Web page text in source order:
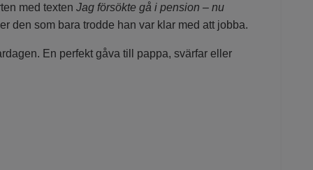
med texten Jag försökte gå i pension – nu
den som bara trodde han var klar med att jobba.
En perfekt gåva till pappa, svärfar eller